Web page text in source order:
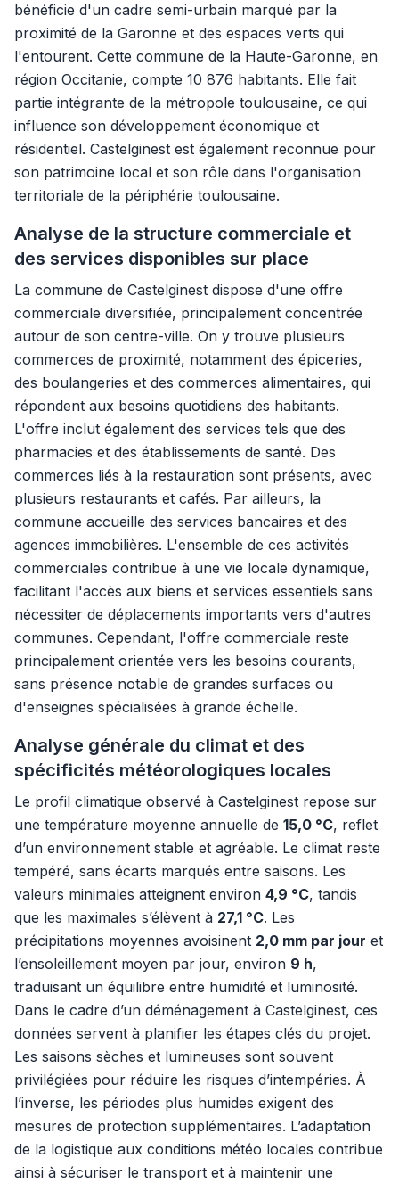
bénéficie d'un cadre semi-urbain marqué par la
proximité de la Garonne et des espaces verts qui
l'entourent. Cette commune de la Haute-Garonne, en
région Occitanie, compte 10 876 habitants. Elle fait
partie intégrante de la métropole toulousaine, ce qui
influence son développement économique et
résidentiel. Castelginest est également reconnue pour
son patrimoine local et son rôle dans l'organisation
territoriale de la périphérie toulousaine.
Analyse de la structure commerciale et
des services disponibles sur place
La commune de Castelginest dispose d'une offre
commerciale diversifiée, principalement concentrée
autour de son centre-ville. On y trouve plusieurs
commerces de proximité, notamment des épiceries,
des boulangeries et des commerces alimentaires, qui
répondent aux besoins quotidiens des habitants.
L'offre inclut également des services tels que des
pharmacies et des établissements de santé. Des
commerces liés à la restauration sont présents, avec
plusieurs restaurants et cafés. Par ailleurs, la
commune accueille des services bancaires et des
agences immobilières. L'ensemble de ces activités
commerciales contribue à une vie locale dynamique,
facilitant l'accès aux biens et services essentiels sans
nécessiter de déplacements importants vers d'autres
communes. Cependant, l'offre commerciale reste
principalement orientée vers les besoins courants,
sans présence notable de grandes surfaces ou
d'enseignes spécialisées à grande échelle.
Analyse générale du climat et des
spécificités météorologiques locales
Le profil climatique observé à Castelginest repose sur
une température moyenne annuelle de 15,0 °C, reflet
d’un environnement stable et agréable. Le climat reste
tempéré, sans écarts marqués entre saisons. Les
valeurs minimales atteignent environ 4,9 °C, tandis
que les maximales s’élèvent à 27,1 °C. Les
précipitations moyennes avoisinent 2,0 mm par jour et
l’ensoleillement moyen par jour, environ 9 h,
traduisant un équilibre entre humidité et luminosité.
Dans le cadre d’un déménagement à Castelginest, ces
données servent à planifier les étapes clés du projet.
Les saisons sèches et lumineuses sont souvent
privilégiées pour réduire les risques d’intempéries. À
l’inverse, les périodes plus humides exigent des
mesures de protection supplémentaires. L’adaptation
de la logistique aux conditions météo locales contribue
ainsi à sécuriser le transport et à maintenir une